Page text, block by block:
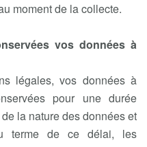
moment de la collecte.
vos données à
légales, vos données à
pour une durée
la nature des données et
terme de ce délai, les